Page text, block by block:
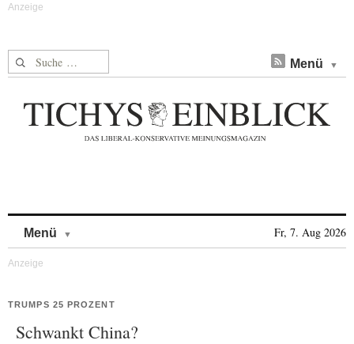
Suche nach: Menü
Menü Fr, 7. Aug 2026
TRUMPS 25 PROZENT
Schwankt China?